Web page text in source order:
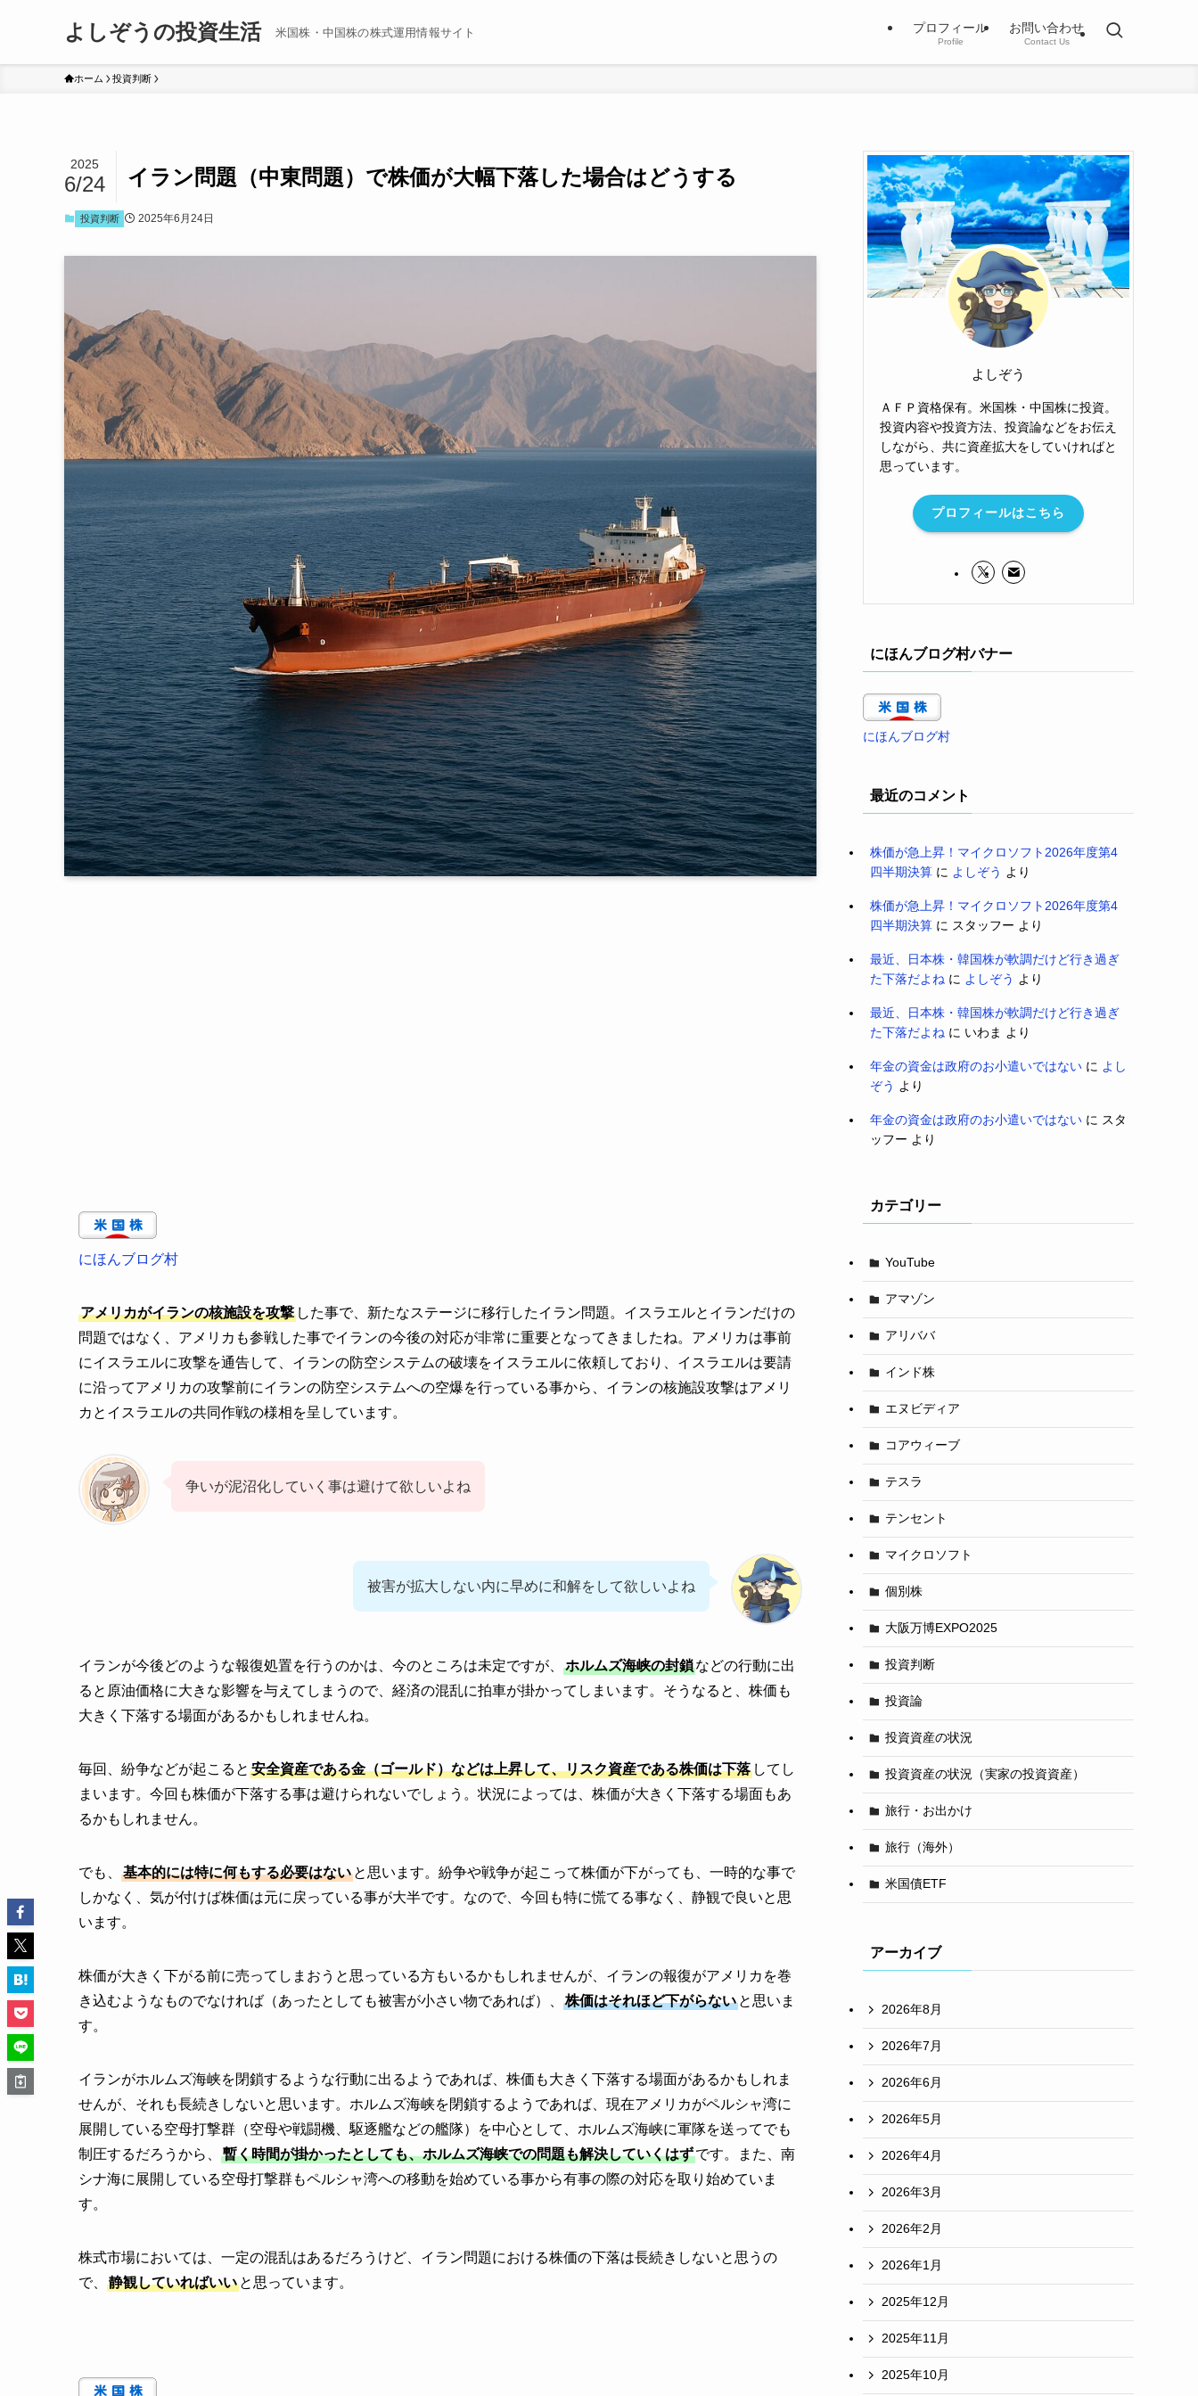
よしぞうの投資生活 米国株・中国株の株式運用情報サイト プロフィール
Profile
お問い合わせ
Contact Us
ホーム 投資判断
イラン問題（中東問題）で株価が大幅下落した場合はどうする
2025
6/24
投資判断 2025年6月24日
にほんブログ村
アメリカがイランの核施設を攻撃 した事で、新たなステージに移行したイラン問題。イスラエルとイランだけの
問題ではなく、アメリカも参戦した事でイランの今後の対応が非常に重要となってきましたね。アメリカは事前
にイスラエルに攻撃を通告して、イランの防空システムの破壊をイスラエルに依頼しており、イスラエルは要請
に沿ってアメリカの攻撃前にイランの防空システムへの空爆を行っている事から、イランの核施設攻撃はアメリ
カとイスラエルの共同作戦の様相を呈しています。
争いが泥沼化していく事は避けて欲しいよね
被害が拡大しない内に早めに和解をして欲しいよね
イランが今後どのような報復処置を行うのかは、今のところは未定ですが、 ホルムズ海峡の封鎖などの行動に出
ると原油価格に大きな影響を与えてしまうので、経済の混乱に拍車が掛かってしまいます。そうなると、株価も
大きく下落する場面があるかもしれませんね。
毎回、紛争などが起こると 安全資産である金（ゴールド）などは上昇して、リスク資産である株価は下落 してし
まいます。今回も株価が下落する事は避けられないでしょう。状況によっては、株価が大きく下落する場面もあ
るかもしれません。
でも、 基本的には特に何もする必要はない と思います。紛争や戦争が起こって株価が下がっても、一時的な事で
しかなく、気が付けば株価は元に戻っている事が大半です。なので、今回も特に慌てる事なく、静観で良いと思
います。
株価が大きく下がる前に売ってしまおうと思っている方もいるかもしれませんが、イランの報復がアメリカを巻
き込むようなものでなければ（あったとしても被害が小さい物であれば）、
株価はそれほど下がらない と思いま
す。
イランがホルムズ海峡を閉鎖するような行動に出るようであれば、株価も大きく下落する場面があるかもしれま
せんが、それも長続きしないと思います。ホルムズ海峡を閉鎖するようであれば、現在アメリカがペルシャ湾に
展開している空母打撃群（空母や戦闘機、駆逐艦などの艦隊）を中心として、ホルムズ海峡に軍隊を送ってでも
制圧するだろうから、
暫く時間が掛かったとしても、ホルムズ海峡での問題も解決していくはずです。また、南
シナ海に展開している空母打撃群もペルシャ湾への移動を始めている事から有事の際の対応を取り始めていま
す。
株式市場においては、一定の混乱はあるだろうけど、イラン問題における株価の下落は長続きしないと思うの
で、
静観していればいい と思っています。
よしぞう
ＡＦＰ資格保有。米国株・中国株に投資。
投資内容や投資方法、投資論などをお伝え
しながら、共に資産拡大をしていければと
思っています。
プロフィールはこちら
にほんブログ村バナー
にほんブログ村
最近のコメント
株価が急上昇！マイクロソフト2026年度第4
四半期決算 に よしぞう より
株価が急上昇！マイクロソフト2026年度第4
四半期決算 に スタッフー より
最近、日本株・韓国株が軟調だけど行き過ぎ
た下落だよね に よしぞう より
最近、日本株・韓国株が軟調だけど行き過ぎ
た下落だよね に いわま より
年金の資金は政府のお小遣いではない に よし
ぞう より
年金の資金は政府のお小遣いではない に スタ
ッフー より
カテゴリー
YouTube
アマゾン
アリババ
インド株
エヌビディア
コアウィーブ
テスラ
テンセント
マイクロソフト
個別株
大阪万博EXPO2025
投資判断
投資論
投資資産の状況
投資資産の状況（実家の投資資産）
旅行・お出かけ
旅行（海外）
米国債ETF
アーカイブ
2026年8月
2026年7月
2026年6月
2026年5月
2026年4月
2026年3月
2026年2月
2026年1月
2025年12月
2025年11月
2025年10月